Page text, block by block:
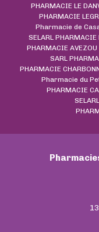
PHARMACIE LE
PHARMACIE
Pharmacie de
SELARL PHARMACIE
PHARMACIE AVEZOU
SARL
PHARMACIE
Pharmacie du
PHARMACIE